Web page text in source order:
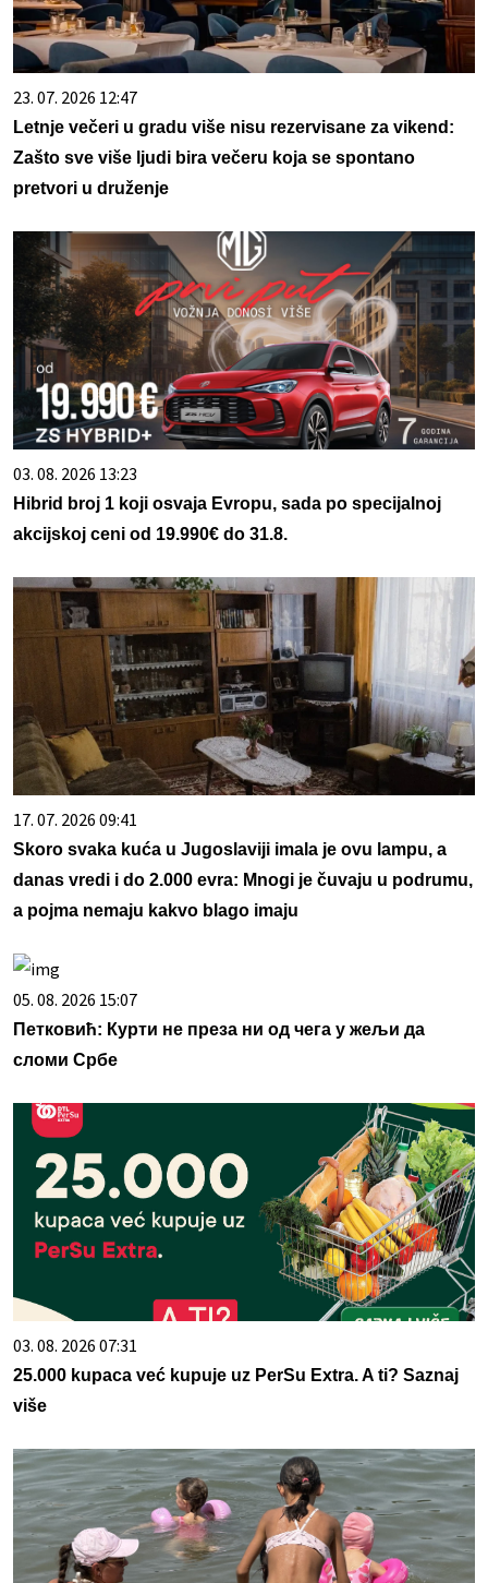
23. 07. 2026 12:47
Letnje večeri u gradu više nisu rezervisane za vikend:
Zašto sve više ljudi bira večeru koja se spontano
pretvori u druženje
03. 08. 2026 13:23
Hibrid broj 1 koji osvaja Evropu, sada po specijalnoj
akcijskoj ceni od 19.990€ do 31.8.
17. 07. 2026 09:41
Skoro svaka kuća u Jugoslaviji imala je ovu lampu, a
danas vredi i do 2.000 evra: Mnogi je čuvaju u podrumu,
a pojma nemaju kakvo blago imaju
05. 08. 2026 15:07
Петковић: Курти не преза ни од чега у жељи да
сломи Србе
03. 08. 2026 07:31
25.000 kupaca već kupuje uz PerSu Extra. A ti? Saznaj
više